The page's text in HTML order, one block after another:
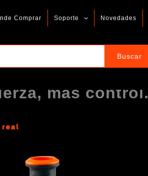
Comprar Soporte Novedades
más control.
real